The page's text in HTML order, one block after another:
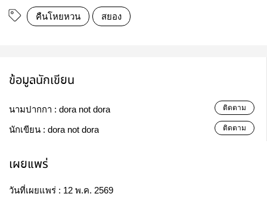
คืนโหยหวน สยอง
ข้อมูลนักเขียน
นามปากกา : dora not dora ติดตาม
นักเขียน : dora not dora ติดตาม
เผยแพร่
วันที่เผยแพร่ : 12 พ.ค. 2569